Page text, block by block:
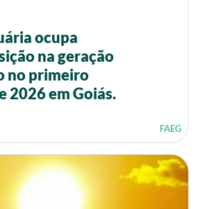
ocupa
na geração
no primeiro
2026 em Goiás.
FAEG